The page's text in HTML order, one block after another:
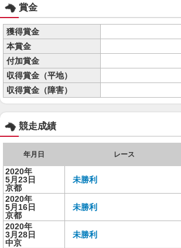
賞金
獲得賞金
本賞金
付加賞金
収得賞金（平地）
収得賞金（障害）
競走成績
年月日 レース
2020年
5月23日
京都
未勝利
2020年
5月16日
京都
未勝利
2020年
3月28日
中京
未勝利